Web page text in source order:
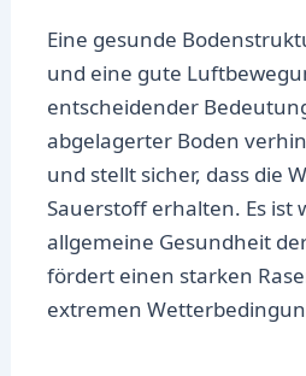
Eine gesunde
und eine gute
entscheidender
abgelagerter Boden
und stellt sicher, dass die
Sauerstoff erhalten. Es ist
allgemeine Gesundheit
fördert einen starken
extremen